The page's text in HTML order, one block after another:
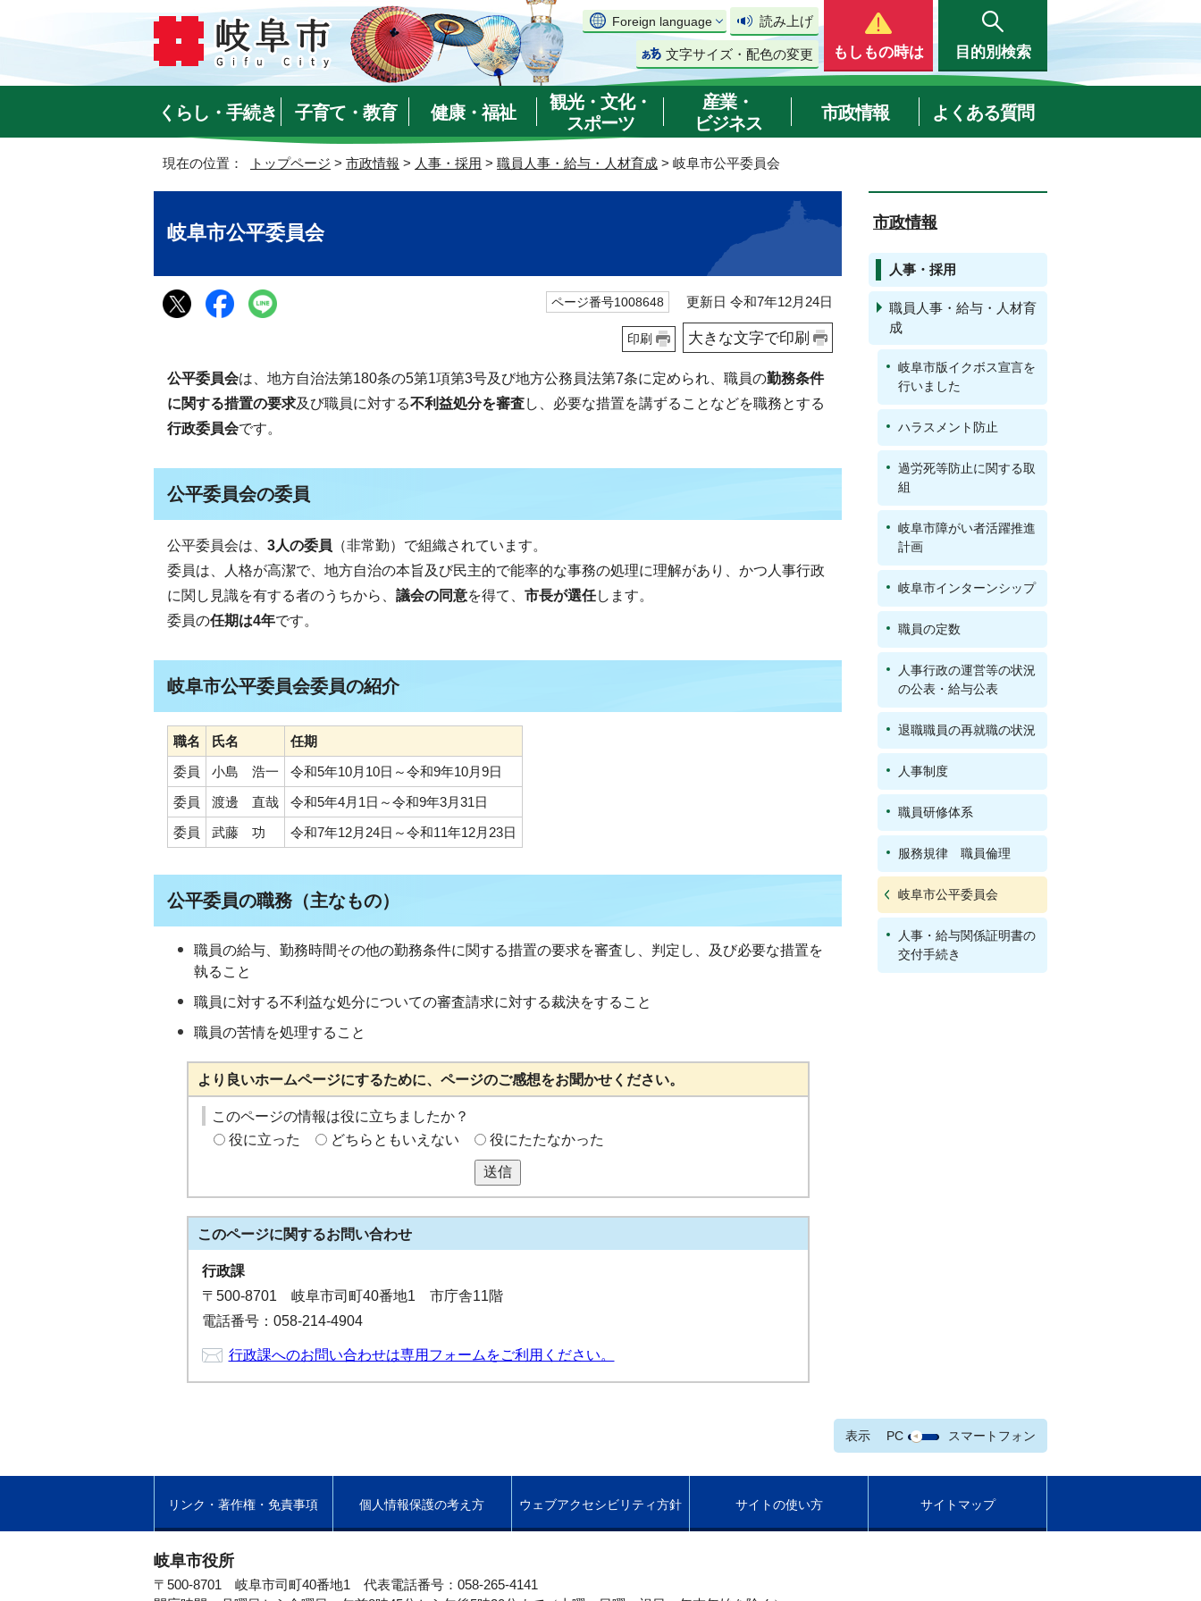
Foreign language 読み上げ
文字サイズ・配色の変更 もしもの時は 目的別検索
くらし・手続き 子育て・教育 健康・福祉
観光・文化・
スポーツ
産業・
ビジネス
市政情報 よくある質問
現在の位置： トップページ > 市政情報 > 人事・採用 > 職員人事・給与・人材育成 > 岐阜市公平委員会
岐阜市公平委員会
ページ番号1008648 更新日 令和7年12月24日
印刷 大きな文字で印刷
公平委員会は、地方自治法第180条の5第1項第3号及び地方公務員法第7条に定められ、職員の勤務条件
に関する措置の要求及び職員に対する不利益処分を審査し、必要な措置を講ずることなどを職務とする
行政委員会です。
公平委員会の委員
公平委員会は、 3人の委員 （非常勤）で組織されています。
委員は、人格が高潔で、地方自治の本旨及び民主的で能率的な事務の処理に理解があり、かつ人事行政
に関し見識を有する者のうちから、 議会の同意を得て、 市長が選任します。
委員の任期は4年です。
岐阜市公平委員会委員の紹介
職名 氏名
任期
委員
小島 浩一
令和5年10月10日～令和9年10月9日
委員
渡邊 直哉
令和5年4月1日～令和9年3月31日
委員
武藤 功 令和7年12月24日～令和11年12月23日
公平委員の職務（主なもの）
職員の給与、勤務時間その他の勤務条件に関する措置の要求を審査し、判定し、及び必要な措置を
執ること
職員に対する不利益な処分についての審査請求に対する裁決をすること
職員の苦情を処理すること
より良いホームページにするために、ページのご感想をお聞かせください。
このページの情報は役に立ちましたか？
役に立った
どちらともいえない 役にたたなかった
送信
このページに関するお問い合わせ
行政課
〒500-8701 岐阜市司町40番地1 市庁舎11階
電話番号：058-214-4904
行政課へのお問い合わせは専用フォームをご利用ください。
市政情報
人事・採用
職員人事・給与・人材育
成
岐阜市版イクボス宣言を
行いました
ハラスメント防止
過労死等防止に関する取
組
岐阜市障がい者活躍推進
計画
岐阜市インターンシップ
職員の定数
人事行政の運営等の状況
の公表・給与公表
退職職員の再就職の状況
人事制度
職員研修体系
服務規律 職員倫理
岐阜市公平委員会
人事・給与関係証明書の
交付手続き
表示 PC スマートフォン
リンク・著作権・免責事項 個人情報保護の考え方 ウェブアクセシビリティ方針 サイトの使い方 サイトマップ
岐阜市役所
〒500-8701 岐阜市司町40番地1 代表電話番号：058-265-4141